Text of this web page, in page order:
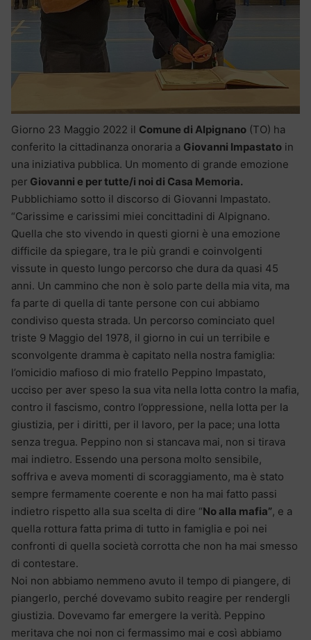
Giorno 23 Maggio 2022 il Comune di Alpignano (TO) ha
conferito la cittadinanza onoraria a Giovanni Impastato in
una iniziativa pubblica. Un momento di grande emozione
per Giovanni e per tutte/i noi di Casa Memoria.
Pubblichiamo sotto il discorso di Giovanni Impastato.
“Carissime e carissimi miei concittadini di Alpignano.
Quella che sto vivendo in questi giorni è una emozione
difficile da spiegare, tra le più grandi e coinvolgenti
vissute in questo lungo percorso che dura da quasi 45
anni. Un cammino che non è solo parte della mia vita, ma
fa parte di quella di tante persone con cui abbiamo
condiviso questa strada. Un percorso cominciato quel
triste 9 Maggio del 1978, il giorno in cui un terribile e
sconvolgente dramma è capitato nella nostra famiglia:
l’omicidio mafioso di mio fratello Peppino Impastato,
ucciso per aver speso la sua vita nella lotta contro la mafia,
contro il fascismo, contro l’oppressione, nella lotta per la
giustizia, per i diritti, per il lavoro, per la pace; una lotta
senza tregua. Peppino non si stancava mai, non si tirava
mai indietro. Essendo una persona molto sensibile,
soffriva e aveva momenti di scoraggiamento, ma è stato
sempre fermamente coerente e non ha mai fatto passi
indietro rispetto alla sua scelta di dire “No alla mafia”, e a
quella rottura fatta prima di tutto in famiglia e poi nei
confronti di quella società corrotta che non ha mai smesso
di contestare.
Noi non abbiamo nemmeno avuto il tempo di piangere, di
piangerlo, perché dovevamo subito reagire per rendergli
giustizia. Dovevamo far emergere la verità. Peppino
meritava che noi non ci fermassimo mai e così abbiamo